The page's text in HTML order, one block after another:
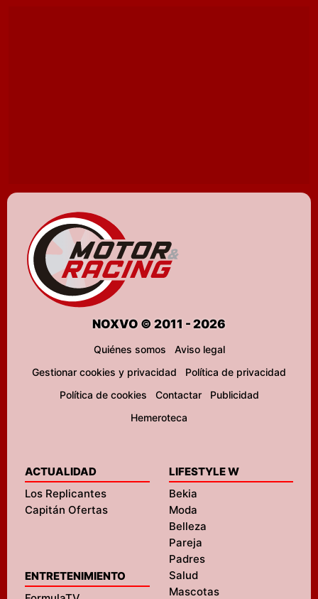
NOXVO © 2011 - 2026
Quiénes somos
Aviso legal
Gestionar cookies y privacidad
Política de privacidad
Política de cookies
Contactar
Publicidad
Hemeroteca
ACTUALIDAD
Los Replicantes
Capitán Ofertas
ENTRETENIMIENTO
LIFESTYLE W
Bekia
Moda
Belleza
Pareja
Padres
Salud
Mascotas